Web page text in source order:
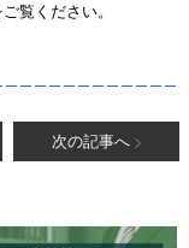
ご覧ください。
次の記事へ